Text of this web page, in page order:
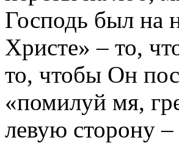
Господь был на
Христе» – то,
то, чтобы Он
«помилуй мя,
левую сторону